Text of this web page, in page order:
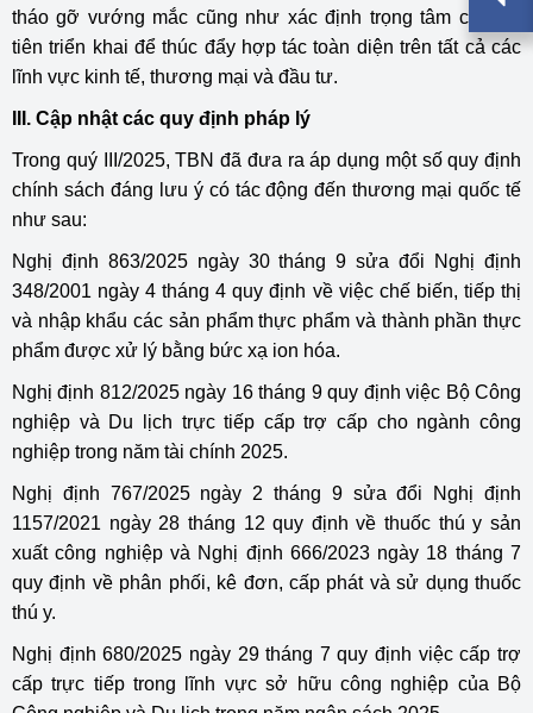
tháo gỡ vướng mắc cũng như xác định trọng tâm cần ưu
tiên triển khai để thúc đẩy hợp tác toàn diện trên tất cả các
lĩnh vực kinh tế, thương mại và đầu tư.
III. Cập nhật các quy định pháp lý
Trong quý III/2025, TBN đã đưa ra áp dụng một số quy định
chính sách đáng lưu ý có tác động đến thương mại quốc tế
như sau:
Nghị định 863/2025 ngày 30 tháng 9 sửa đổi Nghị định
348/2001 ngày 4 tháng 4 quy định về việc chế biến, tiếp thị
và nhập khẩu các sản phẩm thực phẩm và thành phần thực
phẩm được xử lý bằng bức xạ ion hóa.
Nghị định 812/2025 ngày 16 tháng 9 quy định việc Bộ Công
nghiệp và Du lịch trực tiếp cấp trợ cấp cho ngành công
nghiệp trong năm tài chính 2025.
Nghị định 767/2025 ngày 2 tháng 9 sửa đổi Nghị định
1157/2021 ngày 28 tháng 12 quy định về thuốc thú y sản
xuất công nghiệp và Nghị định 666/2023 ngày 18 tháng 7
quy định về phân phối, kê đơn, cấp phát và sử dụng thuốc
thú y.
Nghị định 680/2025 ngày 29 tháng 7 quy định việc cấp trợ
cấp trực tiếp trong lĩnh vực sở hữu công nghiệp của Bộ